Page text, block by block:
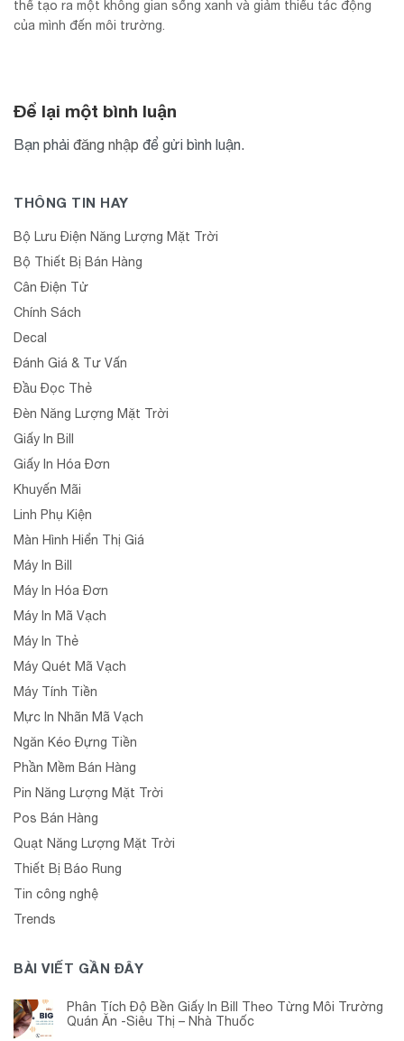
thể tạo ra một không gian sống xanh và giảm thiểu tác động
của mình đến môi trường.
Để lại một bình luận
Bạn phải đăng nhập để gửi bình luận.
THÔNG TIN HAY
Bộ Lưu Điện Năng Lượng Mặt Trời
Bộ Thiết Bị Bán Hàng
Cân Điện Tử
Chính Sách
Decal
Đánh Giá & Tư Vấn
Đầu Đọc Thẻ
Đèn Năng Lượng Mặt Trời
Giấy In Bill
Giấy In Hóa Đơn
Khuyến Mãi
Linh Phụ Kiện
Màn Hình Hiển Thị Giá
Máy In Bill
Máy In Hóa Đơn
Máy In Mã Vạch
Máy In Thẻ
Máy Quét Mã Vạch
Máy Tính Tiền
Mực In Nhãn Mã Vạch
Ngăn Kéo Đựng Tiền
Phần Mềm Bán Hàng
Pin Năng Lượng Mặt Trời
Pos Bán Hàng
Quạt Năng Lượng Mặt Trời
Thiết Bị Báo Rung
Tin công nghệ
Trends
BÀI VIẾT GẦN ĐÂY
Phân Tích Độ Bền Giấy In Bill Theo Từng Môi Trường
Quán Ăn -Siêu Thị – Nhà Thuốc